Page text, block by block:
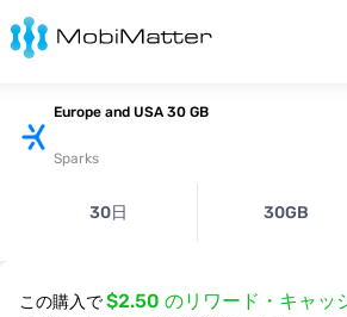
Europe and USA 30 GB
Sparks
30日 30GB
この購入で$2.50 のリワード・キャッ